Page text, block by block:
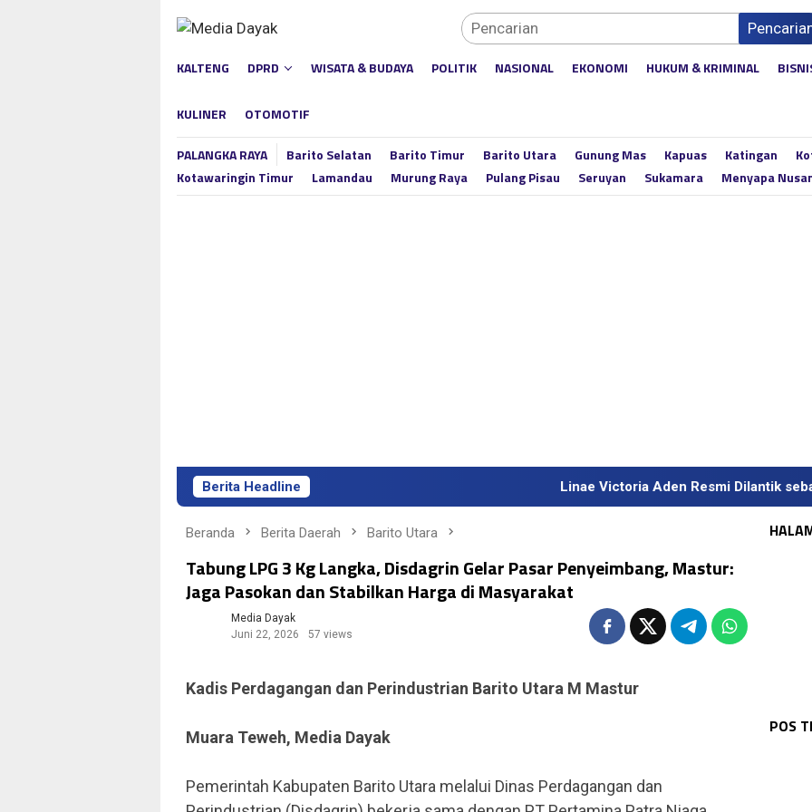
KALTENG DPRD WISATA & BUDAYA POLITIK NASIONAL EKONOMI HUKUM & KRIMINAL
KULINER OTOMOTIF
PALANGKA RAYA Barito Selatan Barito Timur Barito Utara Gunung Mas Kapuas Katingan
Kotawaringin Timur
Lamandau Murung Raya Pulang Pisau Seruyan Sukamara Menyapa
Berita Headline Linae Victoria Aden Resmi Dilantik sebagai Sekda
Beranda Berita Daerah Barito Utara
Tabung LPG 3 Kg Langka, Disdagrin Gelar Pasar Penyeimbang, Mastur:
Jaga Pasokan dan Stabilkan Harga di Masyarakat
Media Dayak
Juni 22, 2026
57 views
Kadis Perdagangan dan Perindustrian Barito Utara M Mastur
Muara Teweh, Media Dayak
Pemerintah Kabupaten Barito Utara melalui Dinas Perdagangan dan
POS
1